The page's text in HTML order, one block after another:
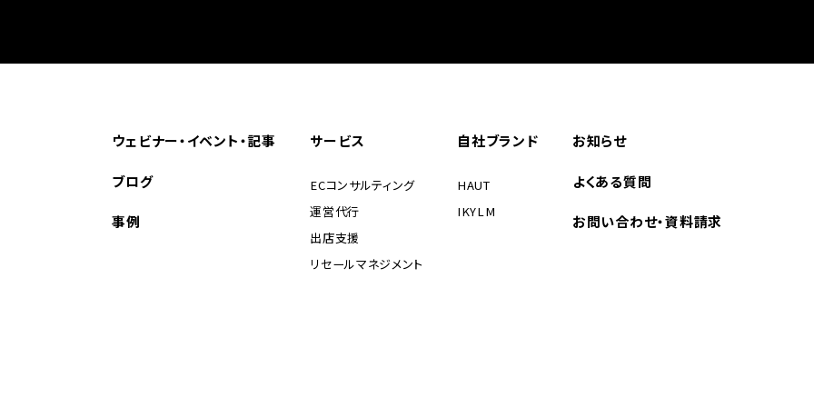
ウェビナー・イベント・記事
ブログ
事例
サービス
ECコンサルティング
運営代行
出店支援
リセールマネジメント
自社ブランド
HAUT
IKYLM
お知らせ
よくある質問
お問い合わせ・資料請求